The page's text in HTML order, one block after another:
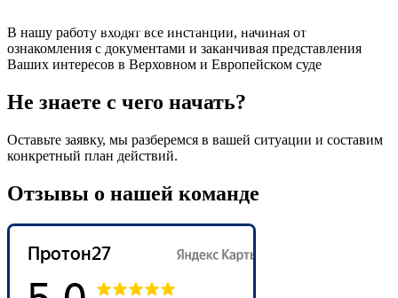
Запишитесь на бесплатную консультацию
В нашу работу входят все инстанции, начиная от
ознакомления с документами и заканчивая представления
Ваших интересов в Верховном и Европейском суде
Не знаете с чего начать?
Оставьте заявку, мы разберемся в вашей ситуации и составим
конкретный план действий.
Отзывы о нашей команде
Запишитесь на бесплатную консультацию